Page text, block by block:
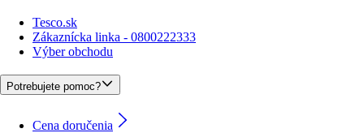
Tesco.sk
Zákaznícka linka - 0800222333
Výber obchodu
Potrebujete pomoc?
Cena doručenia